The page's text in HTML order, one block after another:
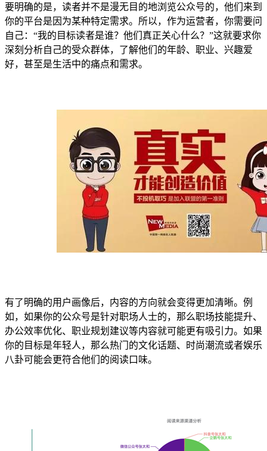
要明确的是，读者并不是漫无目的地浏览公众号的，他们来到
你的平台是因为某种特定需求。所以，作为运营者，你需要问
自己：“我的目标读者是谁？他们真正关心什么？”这就要求你
深刻分析自己的受众群体，了解他们的年龄、职业、兴趣爱
好，甚至是生活中的痛点和需求。
有了明确的用户画像后，内容的方向就会变得更加清晰。例
如，如果你的公众号是针对职场人士的，那么职场技能提升、
办公效率优化、职业规划建议等内容就可能更有吸引力。如果
你的目标是年轻人，那么热门的文化话题、时尚潮流或者娱乐
八卦可能会更符合他们的阅读口味。